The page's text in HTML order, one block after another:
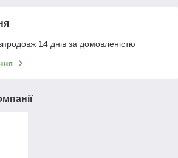
14 днів за домовленістю